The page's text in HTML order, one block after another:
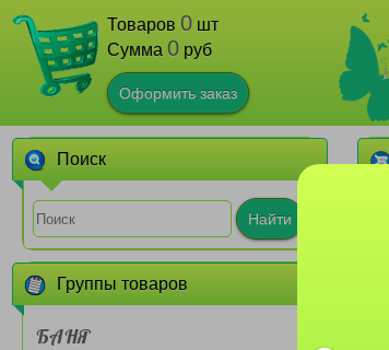
Товаров 0 шт
Сумма 0 руб
Оформить заказ
Поиск
Найти
Группы товаров
БАНЯ